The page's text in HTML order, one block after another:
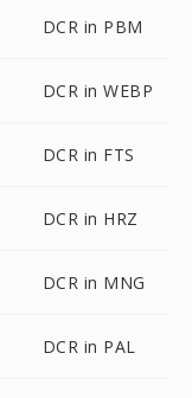
DCR in PBM
DCR in WEBP
DCR in FTS
DCR in HRZ
DCR in MNG
DCR in PAL